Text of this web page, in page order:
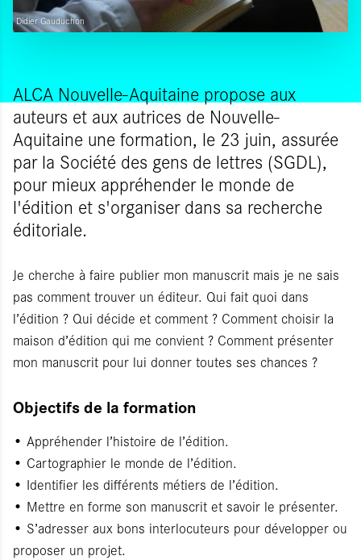
Didier Gauduchon
ALCA Nouvelle-Aquitaine propose aux
auteurs et aux autrices de Nouvelle-
Aquitaine une formation, le 23 juin, assurée
par la Société des gens de lettres (SGDL),
pour mieux appréhender le monde de
l'édition et s'organiser dans sa recherche
éditoriale.
Je cherche à faire publier mon manuscrit mais je ne sais
pas comment trouver un éditeur. Qui fait quoi dans
l’édition ? Qui décide et comment ? Comment choisir la
maison d’édition qui me convient ? Comment présenter
mon manuscrit pour lui donner toutes ses chances ?
Objectifs de la formation
• Appréhender l’histoire de l’édition.
• Cartographier le monde de l’édition.
• Identifier les différents métiers de l’édition.
• Mettre en forme son manuscrit et savoir le présenter.
• S’adresser aux bons interlocuteurs pour développer ou
proposer un projet.